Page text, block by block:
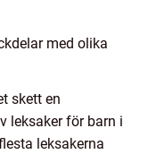
med olika
skett en
leksaker för barn i
leksakerna